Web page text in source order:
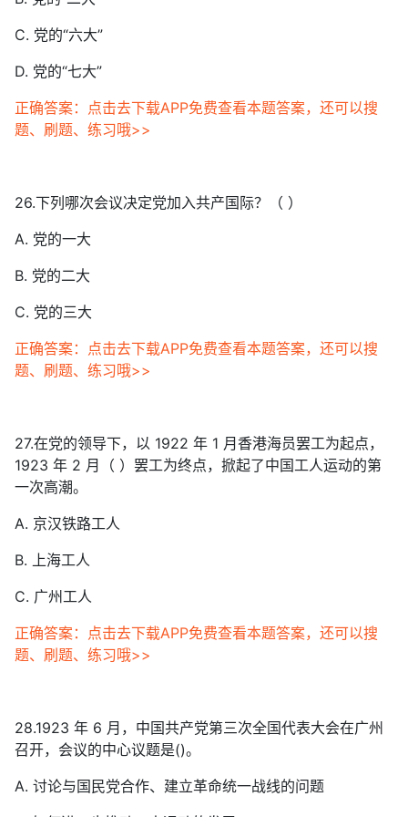
C. 党的“六大”
D. 党的“七大”
正确答案：点击去下载APP免费查看本题答案，还可以搜
题、刷题、练习哦>>
26.下列哪次会议决定党加入共产国际？（ ）
A. 党的一大
B. 党的二大
C. 党的三大
正确答案：点击去下载APP免费查看本题答案，还可以搜
题、刷题、练习哦>>
27.在党的领导下，以 1922 年 1 月香港海员罢工为起点，
1923 年 2 月（ ）罢工为终点，掀起了中国工人运动的第
一次高潮。
A. 京汉铁路工人
B. 上海工人
C. 广州工人
正确答案：点击去下载APP免费查看本题答案，还可以搜
题、刷题、练习哦>>
28.1923 年 6 月，中国共产党第三次全国代表大会在广州
召开，会议的中心议题是()。
A. 讨论与国民党合作、建立革命统一战线的问题